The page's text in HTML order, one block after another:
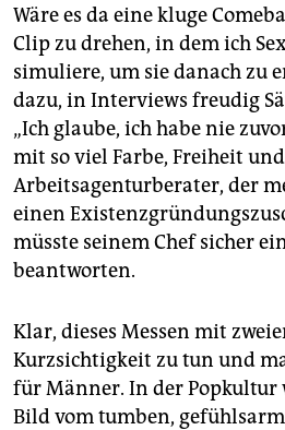
Wäre es da eine kluge
Clip zu drehen, in dem ich
simuliere, um sie danach zu
dazu, in Interviews freudig
„Ich glaube, ich habe nie
mit so viel Farbe, Freiheit und
Arbeitsagenturberater, der
einen
müsste seinem Chef sicher
beantworten.
Klar, dieses Messen mit
Kurzsichtigkeit zu tun und
für Männer. In der Popkultur
Bild vom tumben,